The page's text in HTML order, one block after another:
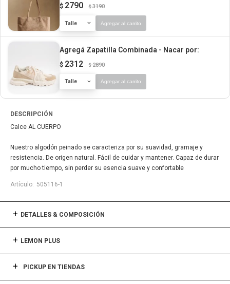
$ 2790 $ 3190
Talle Agregar al carrito
Agregá Zapatilla Combinada - Nacar por:
$ 2312 $ 2890
Talle Agregar al carrito
DESCRIPCIÓN
Calce AL CUERPO
Nuestro algodón peinado se caracteriza por su suavidad, gramaje y
resistencia. De origen natural. Fácil de cuidar y mantener. Capaz de durar
por mucho tiempo, sin perder su esencia suave y confortable
505116-1
DETALLES & COMPOSICIÓN
LEMON PLUS
PICKUP EN TIENDAS